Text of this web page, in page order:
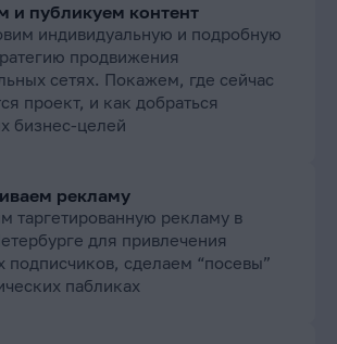
и публикуем контент
индивидуальную и подробную
продвижения
сетях. Покажем, где сейчас
проект, и как добраться
бизнес-целей
рекламу
таргетированную рекламу в
для привлечения
подписчиков, сделаем “посевы”
пабликах